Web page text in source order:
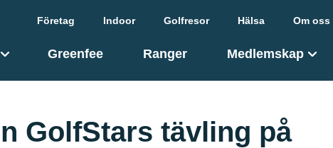
Företag Indoor Golfresor Hälsa Om oss
Greenfee Ranger Medlemskap
GolfStars tävling på